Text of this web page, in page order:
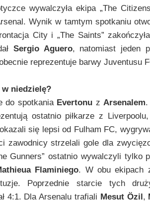
wywalczyła ekipa „The
Wynik w tamtym spotkaniu
City i „The Saints”
Sergio Aguero, natomiast jeden
reprezentuje barwy Juventusu
niedzielę?
do spotkania Evertonu z Arsenalem.
ostatnio piłkarze z
się lepsi od Fulham FC,
zawodnicy strzelali gole dla
Gunners” ostatnio wywalczyli tylko
Flaminiego. W obu ekipach
Poprzednie starcie tych
4:1. Dla Arsenalu trafiali Mesut Özil,